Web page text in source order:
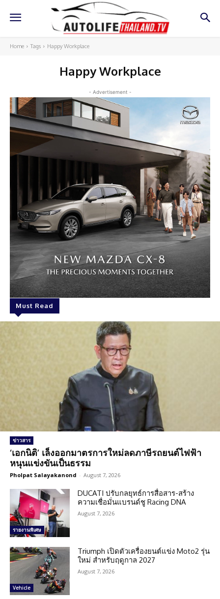
Home Tags Happy Workplace
Happy Workplace
- Advertisement -
Must Read
ข่าวสาร
‘เอกนิติ’ เล็งออกมาตรการใหม่ลดภาษีรถยนต์ไฟฟ้า
หนุนแข่งขันเป็นธรรม
Pholpat Salayakanond - August 7, 2026
รายงานพิเศษ
DUCATI ปรับกลยุทธ์การสื่อสาร-สร้าง
ความเชื่อมั่นแบรนด์ชู Racing DNA
August 7, 2026
Vehicle
Triumph เปิดตัวเครื่องยนต์แข่ง Moto2 รุ่น
ใหม่ สำหรับฤดูกาล 2027
August 7, 2026